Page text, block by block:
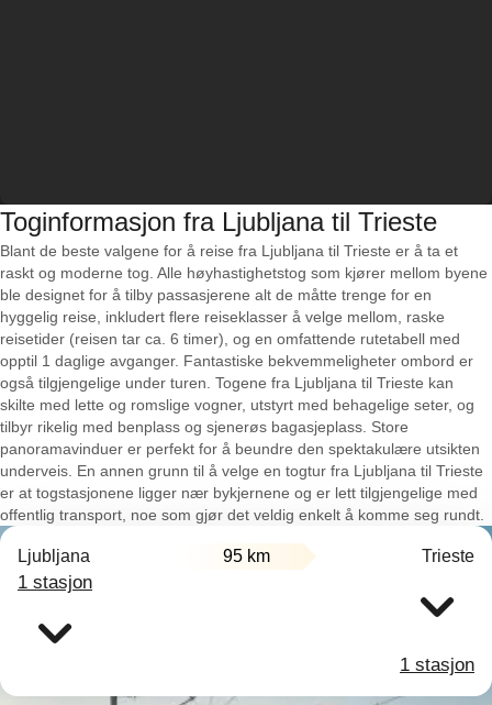
Toginformasjon fra Ljubljana til Trieste
Blant de beste valgene for å reise fra Ljubljana til Trieste er å ta et
raskt og moderne tog. Alle høyhastighetstog som kjører mellom byene
ble designet for å tilby passasjerene alt de måtte trenge for en
hyggelig reise, inkludert flere reiseklasser å velge mellom, raske
reisetider (reisen tar ca. 6 timer), og en omfattende rutetabell med
opptil 1 daglige avganger. Fantastiske bekvemmeligheter ombord er
også tilgjengelige under turen. Togene fra Ljubljana til Trieste kan
skilte med lette og romslige vogner, utstyrt med behagelige seter, og
tilbyr rikelig med benplass og sjenerøs bagasjeplass. Store
panoramavinduer er perfekt for å beundre den spektakulære utsikten
underveis. En annen grunn til å velge en togtur fra Ljubljana til Trieste
er at togstasjonene ligger nær bykjernene og er lett tilgjengelige med
offentlig transport, noe som gjør det veldig enkelt å komme seg rundt.
Ljubljana 95 km Trieste
1 stasjon
1 stasjon